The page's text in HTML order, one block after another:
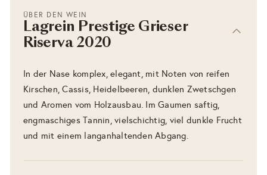
ÜBER DEN WEIN
Lagrein Prestige Grieser
Riserva 2020
In der Nase komplex, elegant, mit Noten von reifen
Kirschen, Cassis, Heidelbeeren, dunklen Zwetschgen
und Aromen vom Holzausbau. Im Gaumen saftig,
engmaschiges Tannin, vielschichtig, viel dunkle Frucht
und mit einem langanhaltenden Abgang.